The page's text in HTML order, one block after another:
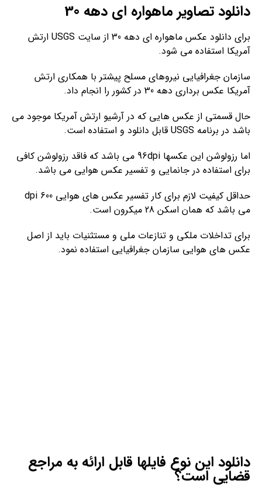
دانلود تصاویر ماهواره ای دهه 30
برای دانلود عکس ماهواره ای دهه 30 از سایت USGS ارتش
آمریکا استفاده می شود.
سازمان جغرافیایی نیروهای مسلح پیشتر با همکاری ارتش
آمریکا عکس برداری دهه 30 در کشور را انجام داد.
حال قسمتی از عکس هایی که در آرشیو ارتش آمریکا موجود می
باشد در برنامه USGS قابل دانلود و استفاده است.
اما رزولوشن این عکسها 96dpi می باشد که فاقد رزولوشن کافی
برای استفاده در جانمایی و تفسیر عکس هوایی می باشد.
حداقل کیفیت لازم برای کار تفسیر عکس های هوایی 600 dpi
می باشد که همان اسکن 28 میکرون است.
برای تداخلات ملکی و تنازعات ملی و مستثنیات باید از اصل
عکس های هوایی سازمان جغرافیایی استفاده نمود.
دانلود این نوع فایلها قابل ارائه به مراجع
قضایی است؟